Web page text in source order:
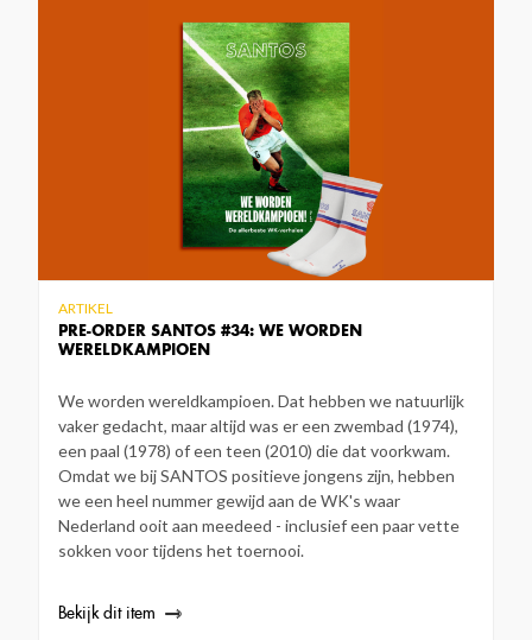
PRE-ORDER SANTOS #34: WE WORDEN
WERELDKAMPIOEN
ARTIKEL
We worden wereldkampioen. Dat hebben we natuurlijk
vaker gedacht, maar altijd was er een zwembad (1974),
een paal (1978) of een teen (2010) die dat voorkwam.
Omdat we bij SANTOS positieve jongens zijn, hebben
we een heel nummer gewijd aan de WK's waar
Nederland ooit aan meedeed - inclusief een paar vette
sokken voor tijdens het toernooi.
Bekijk dit item